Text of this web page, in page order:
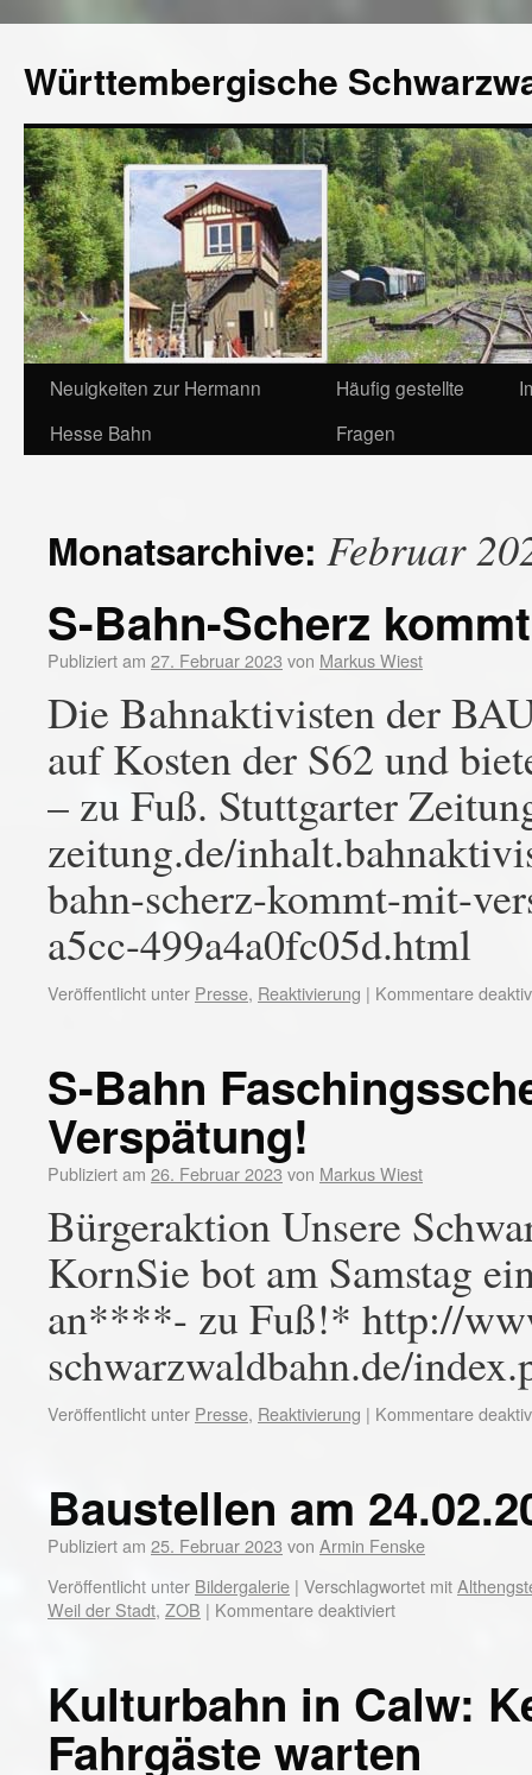
Württembergische
Neuigkeiten zur Hermann
Hesse Bahn
Häufig gestellte
Fragen
Monatsarchive: Februar
S-Bahn-Scherz
Publiziert am 27. Februar 2023 von Markus Wiest
Die Bahnaktivisten der
auf Kosten der S62 und
– zu Fuß. Stuttgarter
zeitung.de/
bahn-scherz-kommt-mit-
a5cc-499a4a0fc05d.html
Veröffentlicht unter Presse, Reaktivierung | Kommentare
S-Bahn
Verspätung!
Publiziert am 26. Februar 2023 von Markus Wiest
Bürgeraktion Unsere
KornSie bot am Samstag
an****- zu Fuß!* http://
schwarzwaldbahn.de/
Veröffentlicht unter Presse, Reaktivierung | Kommentare
Baustellen am
Publiziert am 25. Februar 2023 von Armin Fenske
Veröffentlicht unter Bildergalerie | Verschlagwortet mit
Weil der Stadt, ZOB | Kommentare deaktiviert
Kulturbahn in Calw:
Fahrgäste warten